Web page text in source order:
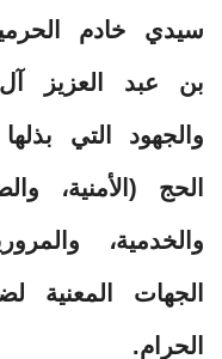
سيدي خادم
بن عبد العزيز
والجهود التي
الحج (الأمنية،
والخدمية،
الجهات المعنية
الحرام.